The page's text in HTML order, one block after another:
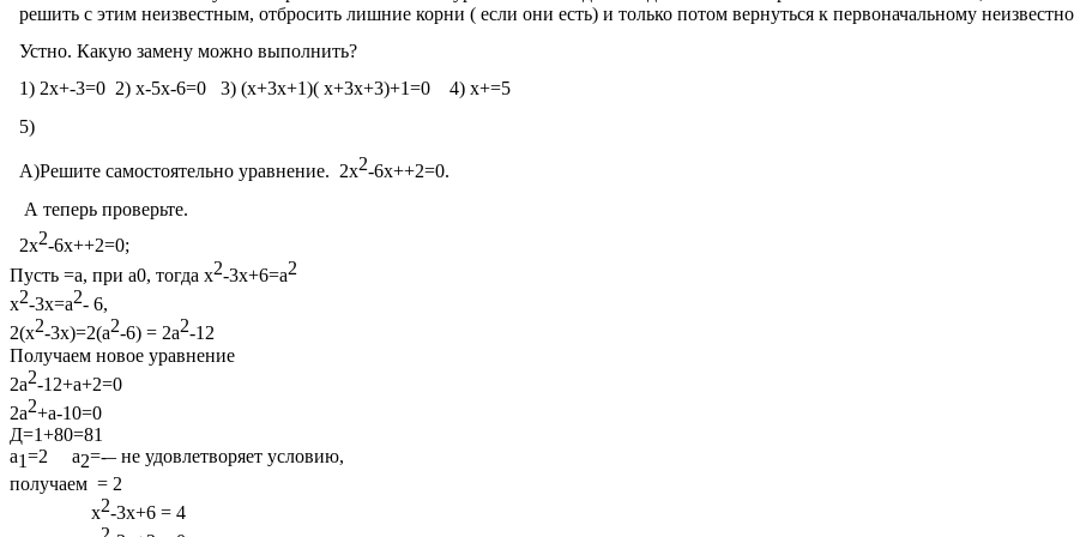
решить с этим неизвестным, отбросить лишние корни ( если они есть) и только потом вернуться к первоначальному
Устно. Какую замену можно выполнить?
1) 2х+-3=0 2) х-5х-6=0 3) (х+3х+1)( х+3х+3)+1=0 4) х+=5
5)
А)Решите самостоятельно уравнение. 2х2-6х++2=0.
А теперь проверьте.
2х2-6х++2=0;
Пусть =а, при а0, тогда х2-3х+6=а2
х2-3х=а2- 6,
2(х2-3х)=2(а2-6) = 2а2-12
Получаем новое уравнение
2а2-12+а+2=0
2а2+а-10=0
Д=1+80=81
а1=2 а2=-– не удовлетворяет условию,
получаем = 2
х2-3х+6 = 4